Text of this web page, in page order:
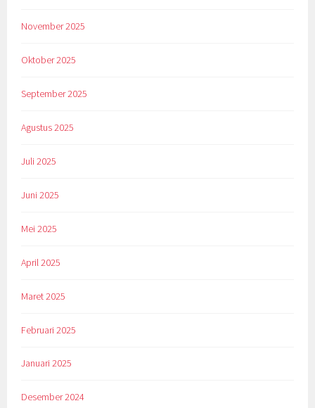
November 2025
Oktober 2025
September 2025
Agustus 2025
Juli 2025
Juni 2025
Mei 2025
April 2025
Maret 2025
Februari 2025
Januari 2025
Desember 2024